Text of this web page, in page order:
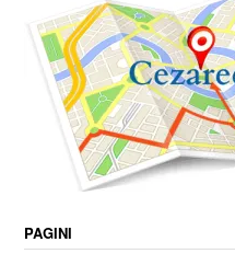
PAGINI